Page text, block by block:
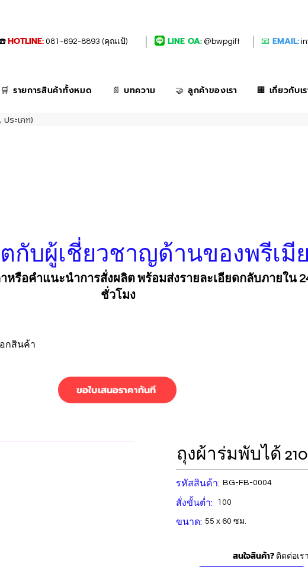
☎️ HOTLINE: 081-692-8893 (คุณเป้) LINE OA: @bwpgift 📧 EMAIL:
🛒 รายการสินค้าทั้งหมด 📄 บทความ 🤝 ลูกค้าของเรา 🏢 เกี่ยวกับเ
ระเภท)
กับผู้เชี่ยวชาญด้านของพรีเมี
หรือคำแนะนำการสั่งผลิต พร้อมส่งรายละเอียดกลับภายใน
ชั่วโมง
กสินค้า
ขอใบเสนอราคาทันที
ถุงผ้าร่มพับได้
รหัสสินค้า: BG-FB-0004
สั่งขั้นต่ำ: 100
ขนาด: 55 x 60 ซม.
สนใจสินค้า? ติดต่อเร